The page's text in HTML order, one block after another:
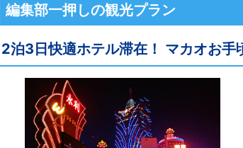
編集部一押しの観光プラン
2泊3日快適ホテル滞在！ マカオお手